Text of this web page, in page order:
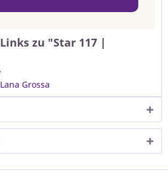
zu "Star 117 |
Grossa